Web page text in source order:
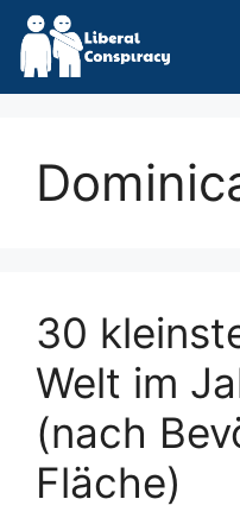
Skip
content
30
Welt im
(nach
Fläche)